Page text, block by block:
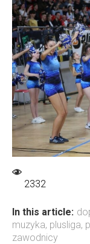
2332
In this article:
muzyka, plusliga,
zawodnicy